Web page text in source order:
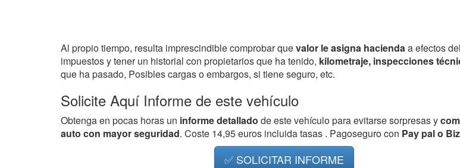
Al propio tiempo, resulta imprescindible comprobar quevalor le asigna haciendaa efectos
impuestos y tener un historial con propietarios que ha tenido, kilometraje, inspecciones
que ha pasado, Posibles cargas o embargos, si tiene seguro, etc.
Solicite Aquí Informe de este vehículo
Obtenga en pocas horas un informe detallado de este vehículo para evitarse sorpresas y
auto con mayor seguridad. Coste 14,95 euros incluida tasas . Pagoseguro con Pay pal o
✅ SOLICITAR INFORME